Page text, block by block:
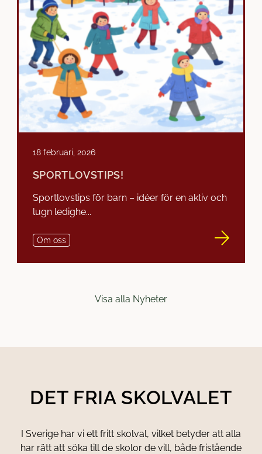
18 februari, 2026
SPORTLOVSTIPS!
Sportlovstips för barn – idéer för en aktiv och
lugn ledighe...
Om oss
Visa alla Nyheter
DET FRIA SKOLVALET
I Sverige har vi ett fritt skolval, vilket betyder att alla
har rätt att söka till de skolor de vill, både fristående